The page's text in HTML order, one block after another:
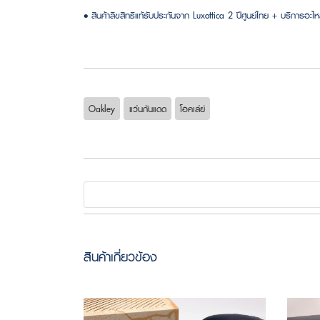
• สินค้าลิขสิทธิแท้รับประกันจาก Luxottica 2 ปีศูนย์ไทย + บริการอะไ
Oakley แว่นกันแดด โอคเล่ย์
สินค้าเกี่ยวข้อง